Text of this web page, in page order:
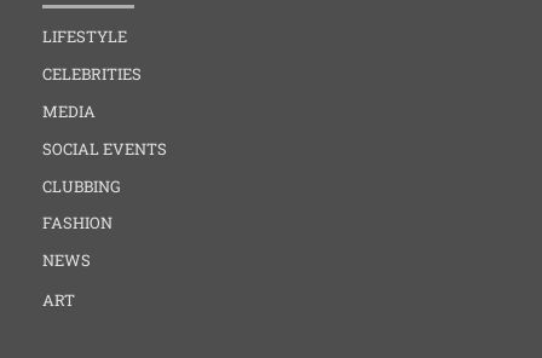
LIFESTYLE
CELEBRITIES
MEDIA
SOCIAL EVENTS
CLUBBING
FASHION
NEWS
ART